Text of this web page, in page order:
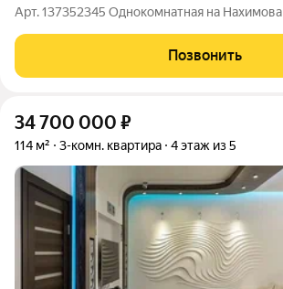
Арт. 137352345 Однокомнатная на Нахимова
Позвонить
34 700 000 ₽
114 м² 3-комн. квартира 4 этаж из 5